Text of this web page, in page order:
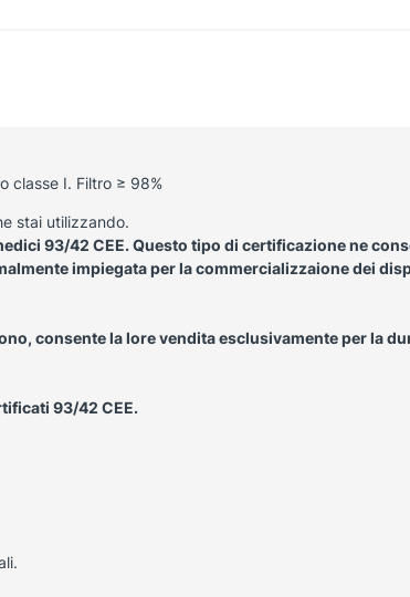
classe I. Filtro ≥ 98%
stai utilizzando.
93/42 CEE. Questo tipo di certificazione ne
impiegata per la commercializzaione dei
consente la lore vendita esclusivamente per la
93/42 CEE.